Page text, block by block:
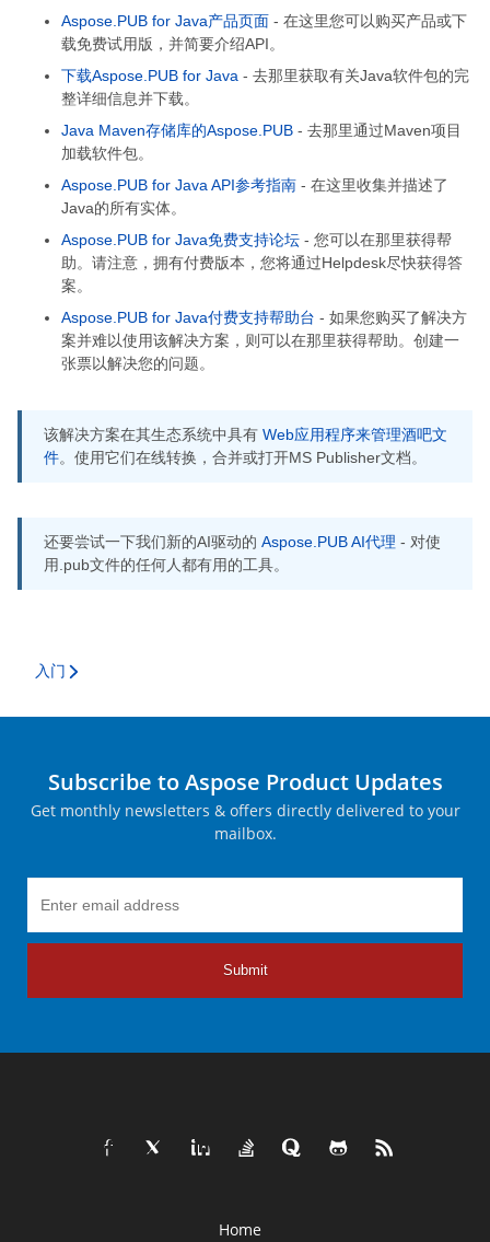
Aspose.PUB for Java产品页面 - 在这里您可以购买产品或下
载免费试用版，并简要介绍API。
下载Aspose.PUB for Java - 去那里获取有关Java软件包的完
整详细信息并下载。
Java Maven存储库的Aspose.PUB - 去那里通过Maven项目
加载软件包。
Aspose.PUB for Java API参考指南 - 在这里收集并描述了
Java的所有实体。
Aspose.PUB for Java免费支持论坛 - 您可以在那里获得帮
助。请注意，拥有付费版本，您将通过Helpdesk尽快获得答
案。
Aspose.PUB for Java付费支持帮助台 - 如果您购买了解决方
案并难以使用该解决方案，则可以在那里获得帮助。创建一
张票以解决您的问题。
该解决方案在其生态系统中具有 Web应用程序来管理酒吧文
件。使用它们在线转换，合并或打开MS Publisher文档。
还要尝试一下我们新的AI驱动的 Aspose.PUB AI代理 - 对使
用.pub文件的任何人都有用的工具。
入门
Subscribe to Aspose Product Updates
Get monthly newsletters & offers directly delivered to your
mailbox.
Submit
Home